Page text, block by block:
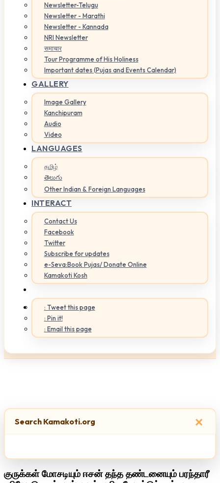
Newsletter-Telugu
Newsletter - Marathi
Newsletter - Kannada
NRI Newsletter
समाचार
Tour Programme of His Holiness
Important dates (Pujas and Events Calendar)
GALLERY
Image Gallery
Kanchipuram
Audio
Video
LANGUAGES
தமிழ்
తెలుగు
Other Indian & Foreign Languages
INTERACT
Contact Us
Facebook
Twitter
Subscribe for updates
e-Seva:Book Pujas/ Donate Online
Kamakoti Kosh
: Tweet this page
: Pin it!
: Email this page
×
Search Kamakoti.org
குருக்கள் மோசடியும் ஈசன் தந்த தண்டனையும் பரந்தாரீ